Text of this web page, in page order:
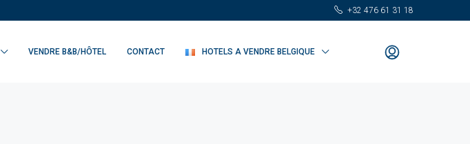
+32 476 61 31 18
VENDRE B&B/HÔTEL CONTACT HOTELS A VENDRE BELGIQUE